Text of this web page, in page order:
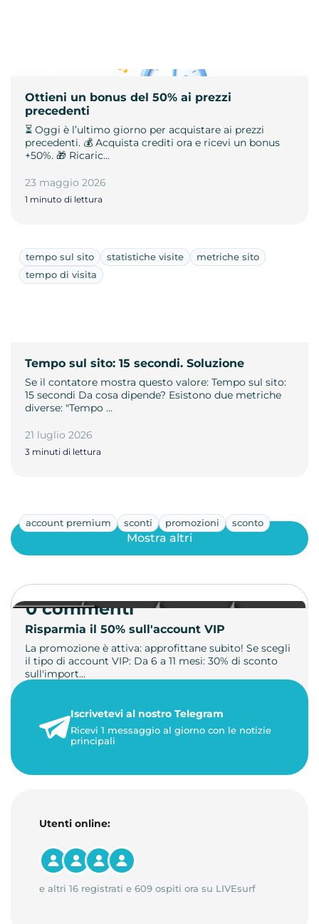
Ottieni un bonus del 50% ai prezzi
precedenti
⏳ Oggi è l’ultimo giorno per acquistare ai prezzi
precedenti. 💰 Acquista crediti ora e ricevi un bonus
+50%. 🎁 Ricaric…
23 maggio 2026
1 minuto di lettura
tempo sul sito statistiche visite
metriche sito
tempo di visita
Tempo sul sito: 15 secondi. Soluzione
Se il contatore mostra questo valore: Tempo sul sito:
15 secondi Da cosa dipende? Esistono due metriche
diverse: "Tempo …
21 luglio 2026
3 minuti di lettura
account premium sconti promozioni sconto
Risparmia il 50% sull'account VIP
La promozione è attiva: approfittane subito! Se scegli
il tipo di account VIP: Da 6 a 11 mesi: 30% di sconto
sull'import…
1 minuto di lettura
Mostra altri
0 commenti
Iscrivetevi al nostro Telegram
Ricevi 1 messaggio al giorno con le notizie
principali
Utenti online:
e altri 16 registrati e 609 ospiti ora su LIVEsurf